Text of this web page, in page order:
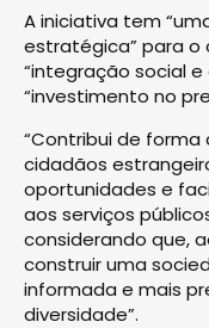
A iniciativa tem
estratégica” para o
“integração social e
“investimento no
“Contribui de
cidadãos
oportunidades e
aos serviços
considerando que,
construir uma
informada e mais
diversidade”.